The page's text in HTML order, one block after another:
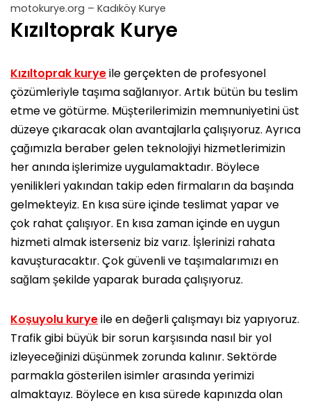
motokurye.org – Kadıköy Kurye
Kızıltoprak Kurye
Kızıltoprak kuryeile gerçekten de profesyonel
çözümleriyle taşıma sağlanıyor. Artık bütün bu teslim
etme ve götürme. Müşterilerimizin memnuniyetini üst
düzeye çıkaracak olan avantajlarla çalışıyoruz. Ayrıca
çağımızla beraber gelen teknolojiyi hizmetlerimizin
her anında işlerimize uygulamaktadır. Böylece
yenilikleri yakından takip eden firmaların da başında
gelmekteyiz. En kısa süre içinde teslimat yapar ve
çok rahat çalışıyor. En kısa zaman içinde en uygun
hizmeti almak isterseniz biz varız. İşlerinizi rahata
kavuşturacaktır. Çok güvenli ve taşımalarımızı en
sağlam şekilde yaparak burada çalışıyoruz.
Koşuyolu kuryeile en değerli çalışmayı biz yapıyoruz.
Trafik gibi büyük bir sorun karşısında nasıl bir yol
izleyeceğinizi düşünmek zorunda kalınır. Sektörde
parmakla gösterilen isimler arasında yerimizi
almaktayız. Böylece en kısa sürede kapınızda olan